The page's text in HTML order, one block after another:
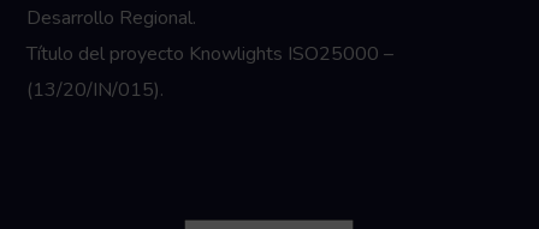
Desarrollo Regional.
Título del proyecto Knowlights ISO25000 –
(13/20/IN/015).